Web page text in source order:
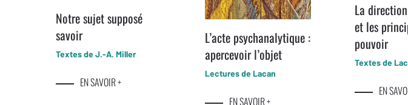
Notre sujet supposé
savoir
Textes de J.-A. Miller
EN SAVOIR +
L’acte psychanalytique :
apercevoir l’objet
Lectures de Lacan
EN SAVOIR +
La
et les
pouvoir
Textes de
EN